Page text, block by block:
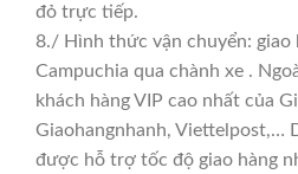
đỏ trực tiếp.
8./ Hình thức vận chuyển:
Campuchia qua chành xe .
khách hàng VIP cao nhất của
Giaohangnhanh, Viettelpost,…
được hỗ trợ tốc độ giao hàng